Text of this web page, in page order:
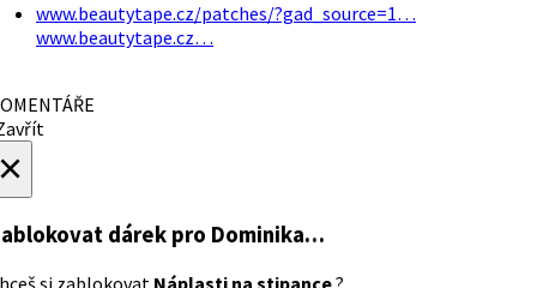
www.beautytape.cz/patches/?gad_source=1…
www.beautytape.cz…
dárek pro Dominika…
si zablokovat Náplasti na stipance?